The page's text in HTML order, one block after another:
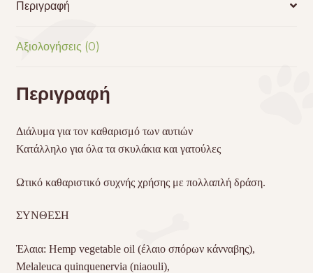
Περιγραφή
Αξιολογήσεις (0)
Περιγραφή
Διάλυμα για τον καθαρισμό των αυτιών
Κατάλληλο για όλα τα σκυλάκια και γατούλες
Ωτικό καθαριστικό συχνής χρήσης με πολλαπλή δράση.
ΣΥΝΘΕΣΗ
Έλαια: Hemp vegetable oil (έλαιο σπόρων κάνναβης),
Melaleuca quinquenervia (niaouli),